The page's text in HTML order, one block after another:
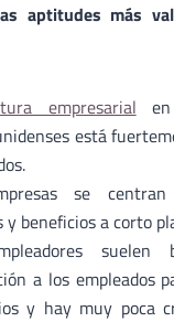
aptitudes más
empresarial
está
se
y beneficios a corto
a los empleados
y hay muy poca